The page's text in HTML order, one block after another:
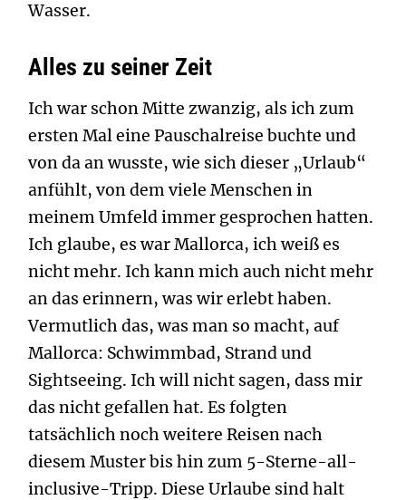
Wasser.
Alles zu seiner Zeit
Ich war schon Mitte zwanzig, als ich zum
ersten Mal eine Pauschalreise buchte und
von da an wusste, wie sich dieser „Urlaub“
anfühlt, von dem viele Menschen in
meinem Umfeld immer gesprochen hatten.
Ich glaube, es war Mallorca, ich weiß es
nicht mehr. Ich kann mich auch nicht mehr
an das erinnern, was wir erlebt haben.
Vermutlich das, was man so macht, auf
Mallorca: Schwimmbad, Strand und
Sightseeing. Ich will nicht sagen, dass mir
das nicht gefallen hat. Es folgten
tatsächlich noch weitere Reisen nach
diesem Muster bis hin zum 5-Sterne-all-
inclusive-Tripp. Diese Urlaube sind halt